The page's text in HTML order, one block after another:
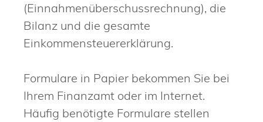
(Einnahmenüberschussrechnung), die
Bilanz und die gesamte
Einkommensteuererklärung.
Formulare in Papier bekommen Sie bei
Ihrem Finanzamt oder im Internet.
Häufig benötigte Formulare stellen